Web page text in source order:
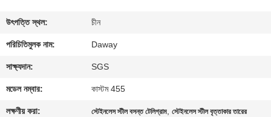
মান
নিয়ন্ত্রণ
যোগাযোগ
করুন
উৎপত্তি স্থল: চীন
পরিচিতিমুলক নাম: Daway
সাক্ষ্যদান: SGS
মডেল নম্বার: কাস্টম 455
লক্ষণীয় করা: স্টেইনলেস স্টীল বসন্ত টেলিগ্রাম,স্টেইনলেস স্টীল বৃত্তাকার তারের